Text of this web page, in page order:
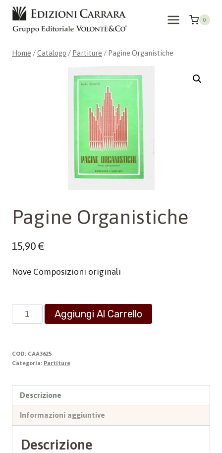
Salta
contenuto
0
Home /Catalogo / Partiture / Pagine Organistiche
Pagine Organistiche
15,90€
Nove Composizioni originali
Pagine
Organistiche
Aggiungi Al Carrello
COD: CAA3625
Categoria: Partiture
Descrizione
Informazioni aggiuntive
Descrizione